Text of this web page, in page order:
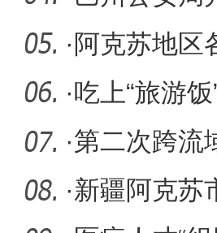
· 阿克苏地区
解难
·吃上“旅游
·第二次跨流
补水启动
·新疆阿克苏